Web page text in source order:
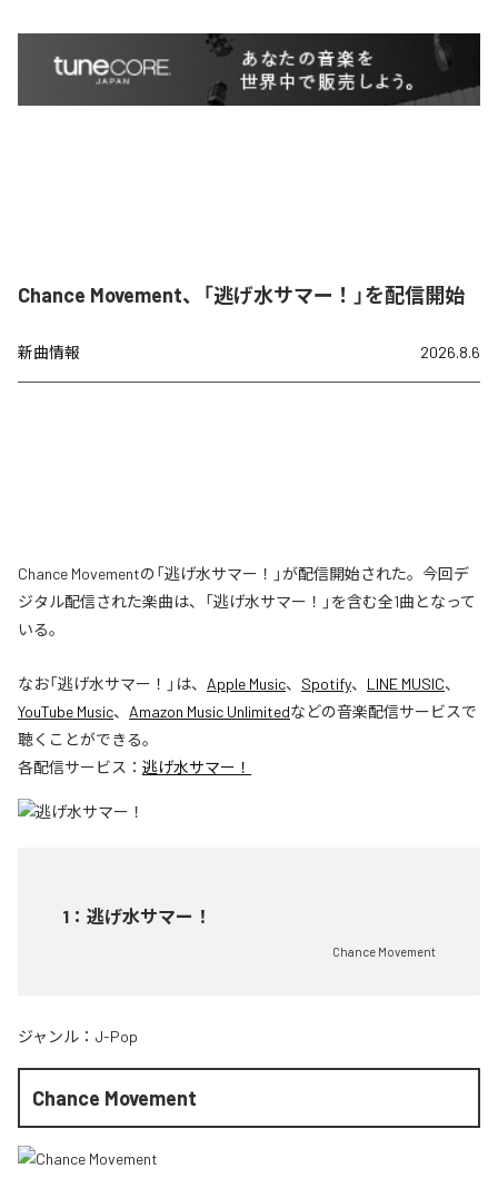
Chance Movement、「逃げ水サマー！」を配信開始
新曲情報 2026.8.6
Chance Movementの「逃げ水サマー！」が配信開始された。今回デ
ジタル配信された楽曲は、「逃げ水サマー！」を含む全1曲となって
いる。
なお「逃げ水サマー！ 」は、 Apple Music、 Spotify、 LINE MUSIC、
YouTube Music、 Amazon Music Unlimitedなどの音楽配信サービスで
聴くことができる。
各配信サービス： 逃げ水サマー！
1 ： 逃げ水サマー！
Chance Movement
ジャンル： J-Pop
Chance Movement